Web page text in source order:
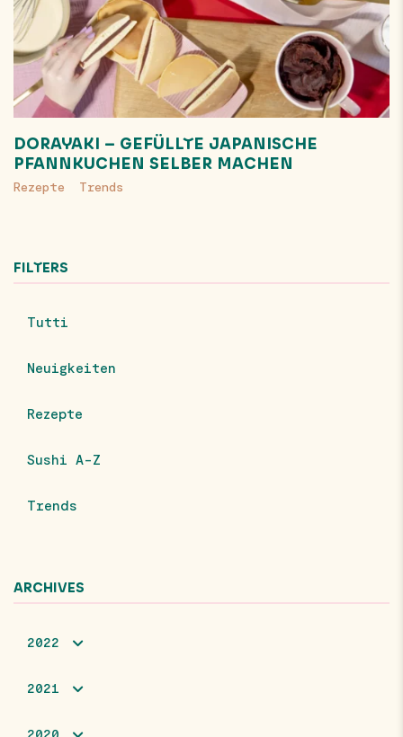
DORAYAKI – GEFÜLLTE JAPANISCHE
PFANNKUCHEN SELBER MACHEN
Rezepte Trends
FILTERS
Tutti
Neuigkeiten
Rezepte
Sushi A-Z
Trends
ARCHIVES
2022
2021
2020